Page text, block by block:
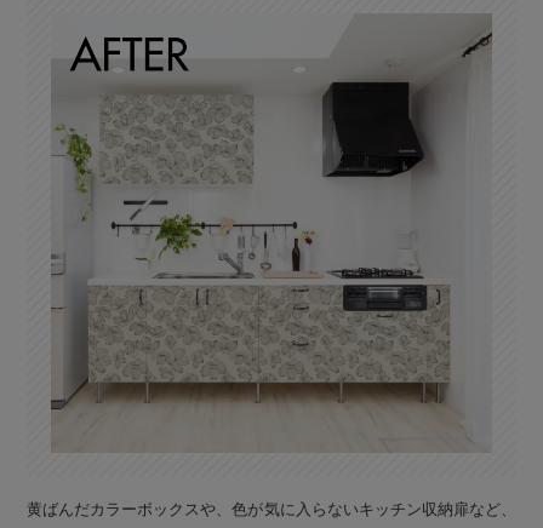
黄ばんだカラーボックスや、色が気に入らないキッチン収納扉など、